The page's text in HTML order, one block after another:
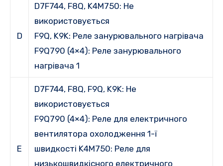
D
D7F744, F8Q, K4M750: Не
використовується
F9Q, K9K: Реле занурювального нагрівача
F9Q790 (4×4): Реле занурювального
нагрівача 1
E
D7F744, F8Q, F9Q, K9K: Не
використовується
F9Q790 (4×4): Реле для електричного
вентилятора охолодження 1-ї
швидкості K4M750: Реле для
низькошвидкісного електричного